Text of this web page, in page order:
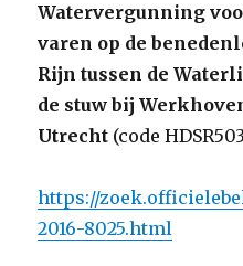
Watervergunning
varen op de
Rijn tussen de
de stuw bij
Utrecht (code
https://
2016-8025.html